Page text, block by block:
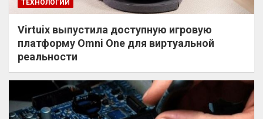
ТЕХНОЛОГИИ
Virtuix выпустила доступную игровую
платформу Omni One для виртуальной
реальности